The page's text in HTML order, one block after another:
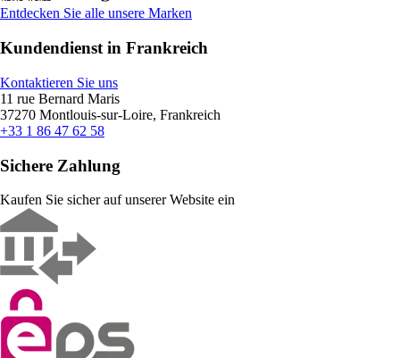
Entdecken Sie alle unsere Marken
Kundendienst in Frankreich
Kontaktieren Sie uns
11 rue Bernard Maris
37270 Montlouis-sur-Loire, Frankreich
+33 1 86 47 62 58
Sichere Zahlung
Kaufen Sie sicher auf unserer Website ein